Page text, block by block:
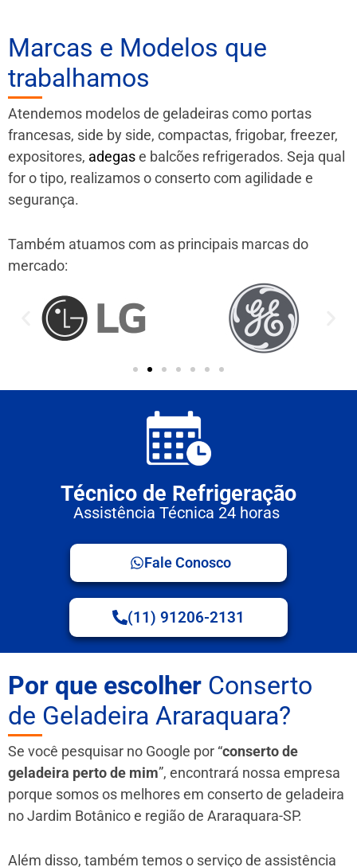
Marcas e Modelos que
trabalhamos
Atendemos modelos de geladeiras como portas
francesas, side by side, compactas, frigobar, freezer,
expositores, adegase balcões refrigerados. Seja qual
for o tipo, realizamos o conserto com agilidade e
segurança.
Também atuamos com as principais marcas do
mercado:
Técnico de Refrigeração
Assistência Técnica 24 horas
Fale Conosco
(11) 91206-2131
Por que escolher Conserto
de Geladeira Araraquara?
Se você pesquisar no Google por “conserto de
geladeira perto de mim”, encontrará nossa empresa
porque somos os melhores em conserto de geladeira
no Jardim Botânico e região de Araraquara-SP.
Além disso, também temos o serviço de assistência